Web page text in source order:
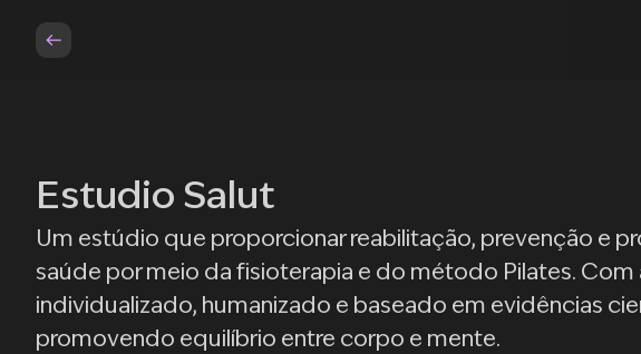
Estudio Salut
Um estúdio que proporcionar reabilitação, prevenção e
saúde por meio da fisioterapia e do método Pilates.
individualizado, humanizado e baseado em evidências
promovendo equilíbrio entre corpo e mente.